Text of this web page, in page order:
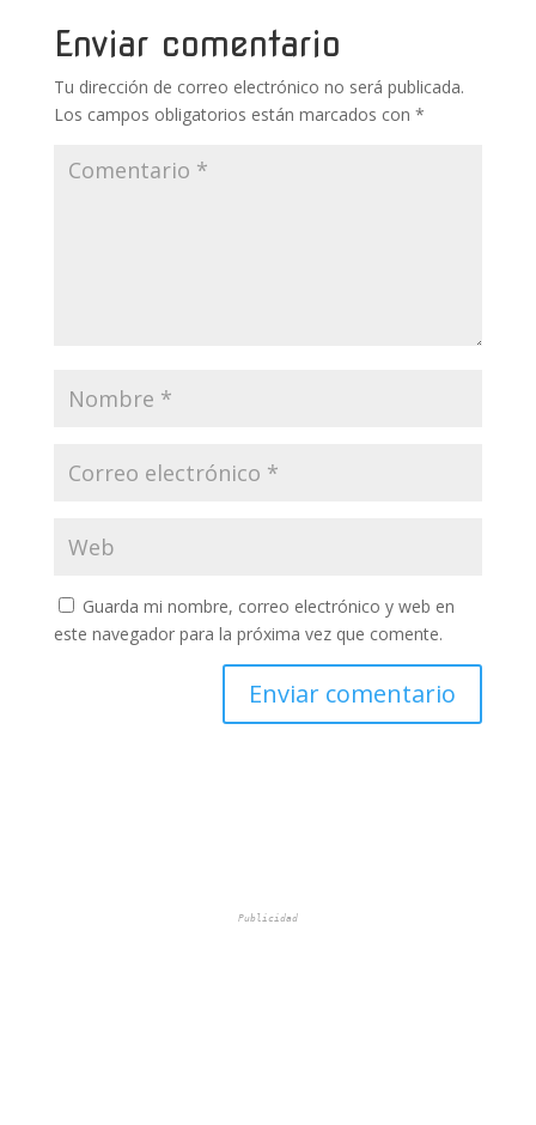
k
Enviar comentario
Tu dirección de correo electrónico no será publicada.
Los campos obligatorios están marcados con *
Guarda mi nombre, correo electrónico y web en
este navegador para la próxima vez que comente.
Publicidad